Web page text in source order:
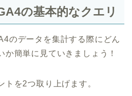
の基本的なクエリ
のデータを集計する際にどん
か簡単に見ていきましょう！
トを2つ取り上げます。